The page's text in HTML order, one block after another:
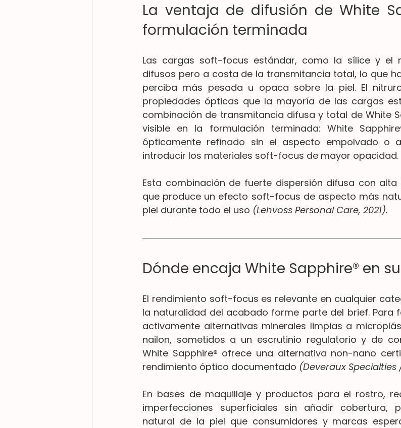
La ventaja de difusión de White
formulación terminada
Las cargas soft-focus estándar, como la sílice y el
difusos pero a costa de la transmitancia total, lo que
perciba más pesada u opaca sobre la piel. El
propiedades ópticas que la mayoría de las cargas
combinación de transmitancia difusa y total de White
visible en la formulación terminada: White
ópticamente refinado sin el aspecto empolvado o
introducir los materiales soft-focus de mayor opacidad.
Esta combinación de fuerte dispersión difusa con
que produce un efecto soft-focus de aspecto más
piel durante todo el uso (Lehvoss Personal Care, 2021).
Dónde encaja White Sapphire® en
El rendimiento soft-focus es relevante en cualquier
la naturalidad del acabado forme parte del brief. Para
activamente alternativas minerales limpias a
nailon, sometidos a un escrutinio regulatorio y de
White Sapphire® ofrece una alternativa non-nano
rendimiento óptico documentado (Deveraux Specialties
En bases de maquillaje y productos para el rostro,
imperfecciones superficiales sin añadir cobertura,
natural de la piel que consumidores y marcas